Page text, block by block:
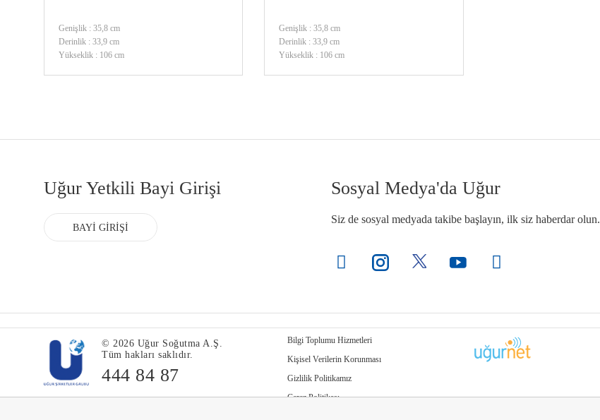
Genişlik : 35,8 cm
Derinlik : 33,9 cm
Yükseklik : 106 cm
Genişlik : 35,8 cm
Derinlik : 33,9 cm
Yükseklik : 106 cm
Uğur Yetkili Bayi Girişi
BAYİ GİRİŞİ
Sosyal Medya'da Uğur
Siz de sosyal medyada takibe başlayın, ilk siz haberdar olun.
© 2026 Uğur Soğutma A.Ş.
Tüm hakları saklıdır.
444 84 87
Bilgi Toplumu Hizmetleri
Kişisel Verilerin Korunması
Gizlilik Politikamız
Çerez Politikası